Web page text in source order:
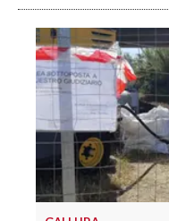
INFO AZIENDE
ABBONATI
ANNUNCI
NECROLOGI
PUBBLICITÀ
SPIAGGE
STORE